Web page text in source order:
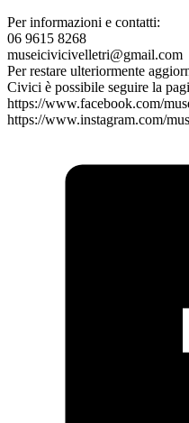
Per informazioni e contatti:
06 9615 8268
museicivicivelletri@gmail.com
Per restare ulteriormente
Civici è possibile seguire la
https://www.facebook.com/
https://www.instagram.com/